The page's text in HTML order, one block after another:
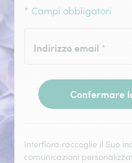
* Campi obbligatori
Indirizzo email *
Confermare
Interflora raccoglie il Suo
comunicazioni